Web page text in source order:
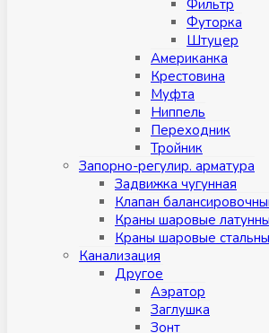
Фильтр
Футорка
Штуцер
Американка
Крестовина
Муфта
Ниппель
Переходник
Тройник
Запорно-регулир. арматура
Задвижка чугунная
Клапан
Краны шаровые
Краны шаровые
Канализация
Другое
Аэратор
Заглушкa
Зонт